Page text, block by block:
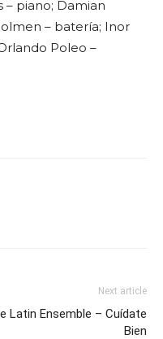
– piano; Damian
– batería; Inor
Poleo –
Next article
Latin Ensemble – Cuídate
Bien